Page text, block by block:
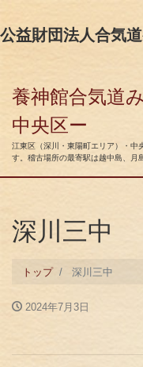
公益財団法人合気
養神館合気道
中央区ー
江東区（深川・東陽町エリア）・中
す。稽古場所の最寄駅は越中島、月
深川三中
トップ 深川三中
2024年7月3日